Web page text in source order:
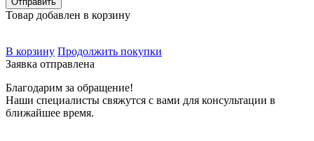
Товар добавлен в корзину
В корзину Продолжить покупки
Заявка отправлена
Благодарим за обращение!
Наши специалисты свяжутся с вами для консультации в
ближайшее время.